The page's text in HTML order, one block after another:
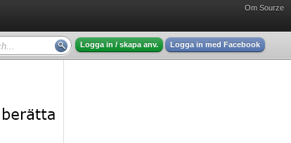
Om Sourze
Logga in / skapa anv. Logga in med Facebook